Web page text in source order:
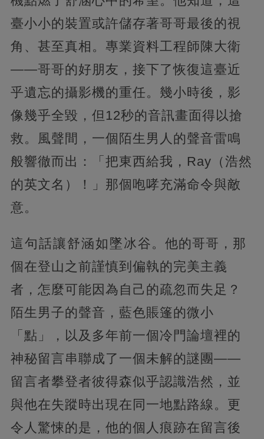
臺小小的裝置或許儲存著哥哥最後的視
角、甚至真相。專業資料工程師陳大衛
——哥哥的好朋友，接下了恢復這臺近
乎遺忘的攝影機的重任。幾小時後，影
像幾乎全毀，但12秒的音訊畫面得以搶
救。風聲間，一個陌生男人的聲音雷鳴
般響徹而出：「把東西給我，Ray（浩然
的英文名）！」那個咆哮充滿命令與敵
意。
這句話讓舒涵如墜冰谷。他的哥哥，那
個在登山之前謹慎到偏執的完美主義
者，怎麼可能因為自己的疏忽而失足？
陌生男子的聲音，藍色賬篷的微小
「點」，以及多年前一個冷門論壇裡的
神秘留言串聯成了一個未解的謎團——
留言者攀登者彼得森似乎認識浩然，並
與他在失蹤時出現在同一地點路線。更
令人驚悚的是，他的個人痕跡在留言後